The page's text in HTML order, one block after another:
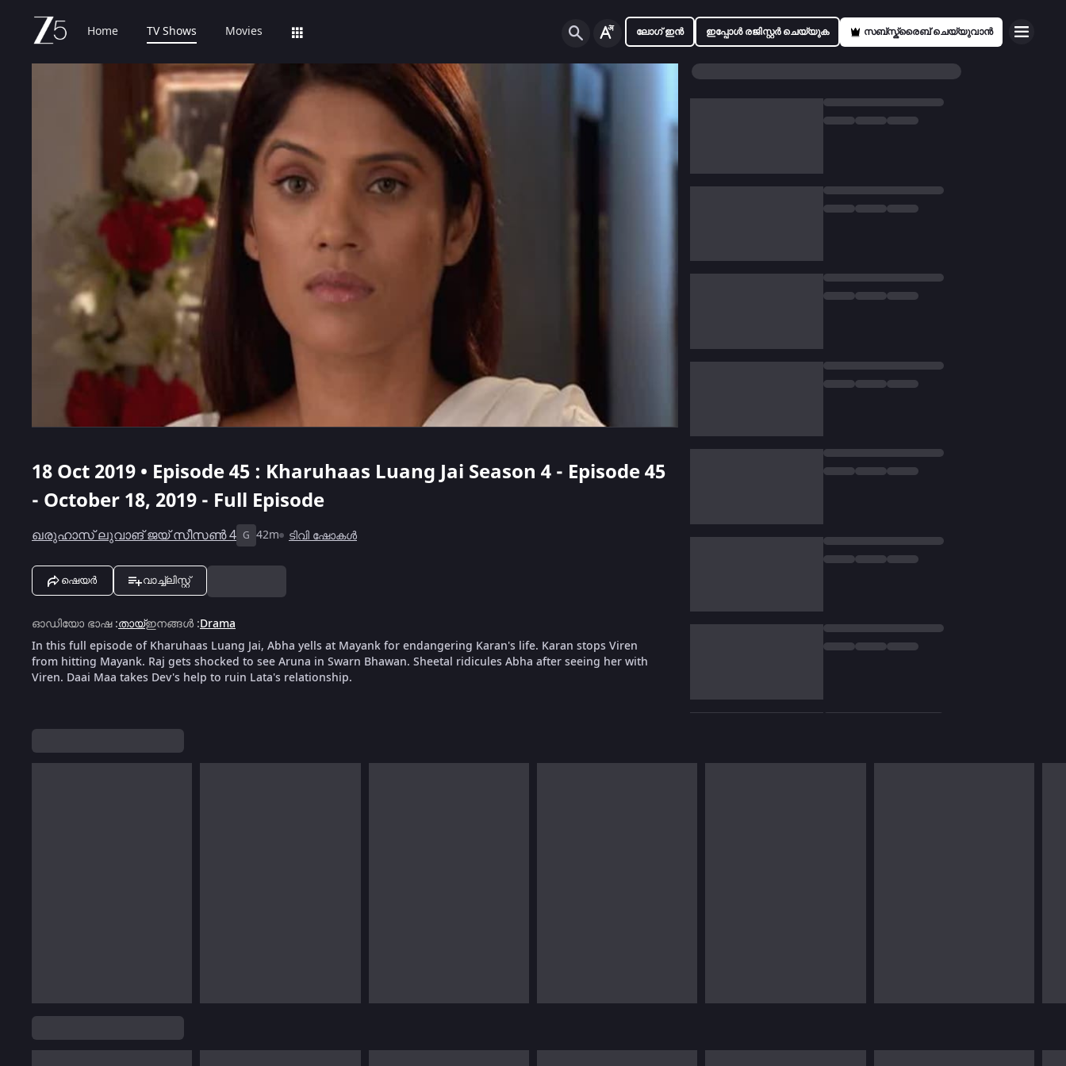
Home TV Shows Movies ലോഗ് ഇൻ ഇപ്പോൾ രജിസ്റ്റർ ചെയ്യുക സബ്സ്ക്രൈബ് ചെയ്യുവാൻ
18 Oct 2019 • Episode 45 : Kharuhaas Luang Jai Season 4 - Episode 45
- October 18, 2019 - Full Episode
ഖരുഹാസ് ലുവാങ് ജയ് സീസൺ 4 G 42m ടിവി ഷോകൾ
ഷെയർ വാച്ച്ലിസ്റ്റ്
ഓഡിയോ ഭാഷ:തായ്ഇനങ്ങൾ :Drama
In this full episode of Kharuhaas Luang Jai, Abha yells at Mayank for endangering Karan's life. Karan stops Viren
from hitting Mayank. Raj gets shocked to see Aruna in Swarn Bhawan. Sheetal ridicules Abha after seeing her with
Viren. Daai Maa takes Dev's help to ruin Lata's relationship.